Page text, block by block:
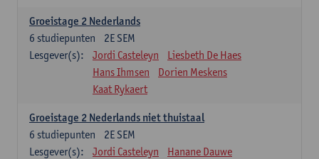
Groeistage 2 Nederlands
2E SEM
6 studiepunten
Lesgever(s):
Jordi Casteleyn
Liesbeth De Haes
Hans Ihmsen
Dorien Meskens
Kaat Rykaert
Groeistage 2 Nederlands niet thuistaal
2E SEM
6 studiepunten
Lesgever(s):
Jordi Casteleyn
Hanane Dauwe